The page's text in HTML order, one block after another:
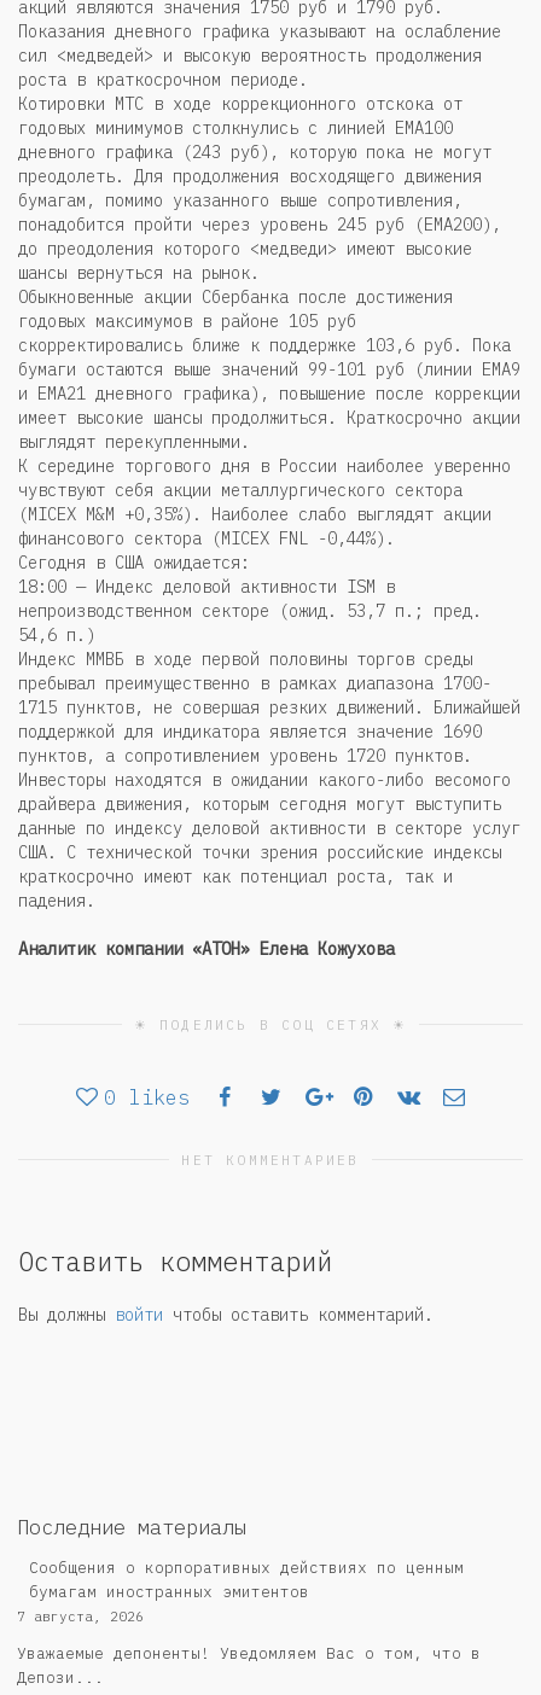
акций являются значения 1750 руб и 1790 руб.
Показания дневного графика указывают на ослабление
сил <медведей> и высокую вероятность продолжения
роста в краткосрочном периоде.
Котировки МТС в ходе коррекционного отскока от
годовых минимумов столкнулись с линией EMA100
дневного графика (243 руб), которую пока не могут
преодолеть. Для продолжения восходящего движения
бумагам, помимо указанного выше сопротивления,
понадобится пройти через уровень 245 руб (EMA200),
до преодоления которого <медведи> имеют высокие
шансы вернуться на рынок.
Обыкновенные акции Сбербанка после достижения
годовых максимумов в районе 105 руб
скорректировались ближе к поддержке 103,6 руб. Пока
бумаги остаются выше значений 99-101 руб (линии EMA9
и EMA21 дневного графика), повышение после коррекции
имеет высокие шансы продолжиться. Краткосрочно акции
выглядят перекупленными.
К середине торгового дня в России наиболее уверенно
чувствуют себя акции металлургического сектора
(MICEX M&M +0,35%). Наиболее слабо выглядят акции
финансового сектора (MICEX FNL -0,44%).
Сегодня в США ожидается:
18:00 — Индекс деловой активности ISM в
непроизводственном секторе (ожид. 53,7 п.; пред.
54,6 п.)
Индекс ММВБ в ходе первой половины торгов среды
пребывал преимущественно в рамках диапазона 1700-
1715 пунктов, не совершая резких движений. Ближайшей
поддержкой для индикатора является значение 1690
пунктов, а сопротивлением уровень 1720 пунктов.
Инвесторы находятся в ожидании какого-либо весомого
драйвера движения, которым сегодня могут выступить
данные по индексу деловой активности в секторе услуг
США. С технической точки зрения российские индексы
краткосрочно имеют как потенциал роста, так и
падения.
Аналитик компании «АТОН» Елена Кожухова
☀ ПОДЕЛИСЬ В СОЦ СЕТЯХ ☀
0 likes
НЕТ КОММЕНТАРИЕВ
Оставить комментарий
Вы должны войти чтобы оставить комментарий.
Последние материалы
Сообщения о корпоративных действиях по ценным
бумагам иностранных эмитентов
7 августа, 2026
Уважаемые депоненты! Уведомляем Вас о том, что в
Депози...